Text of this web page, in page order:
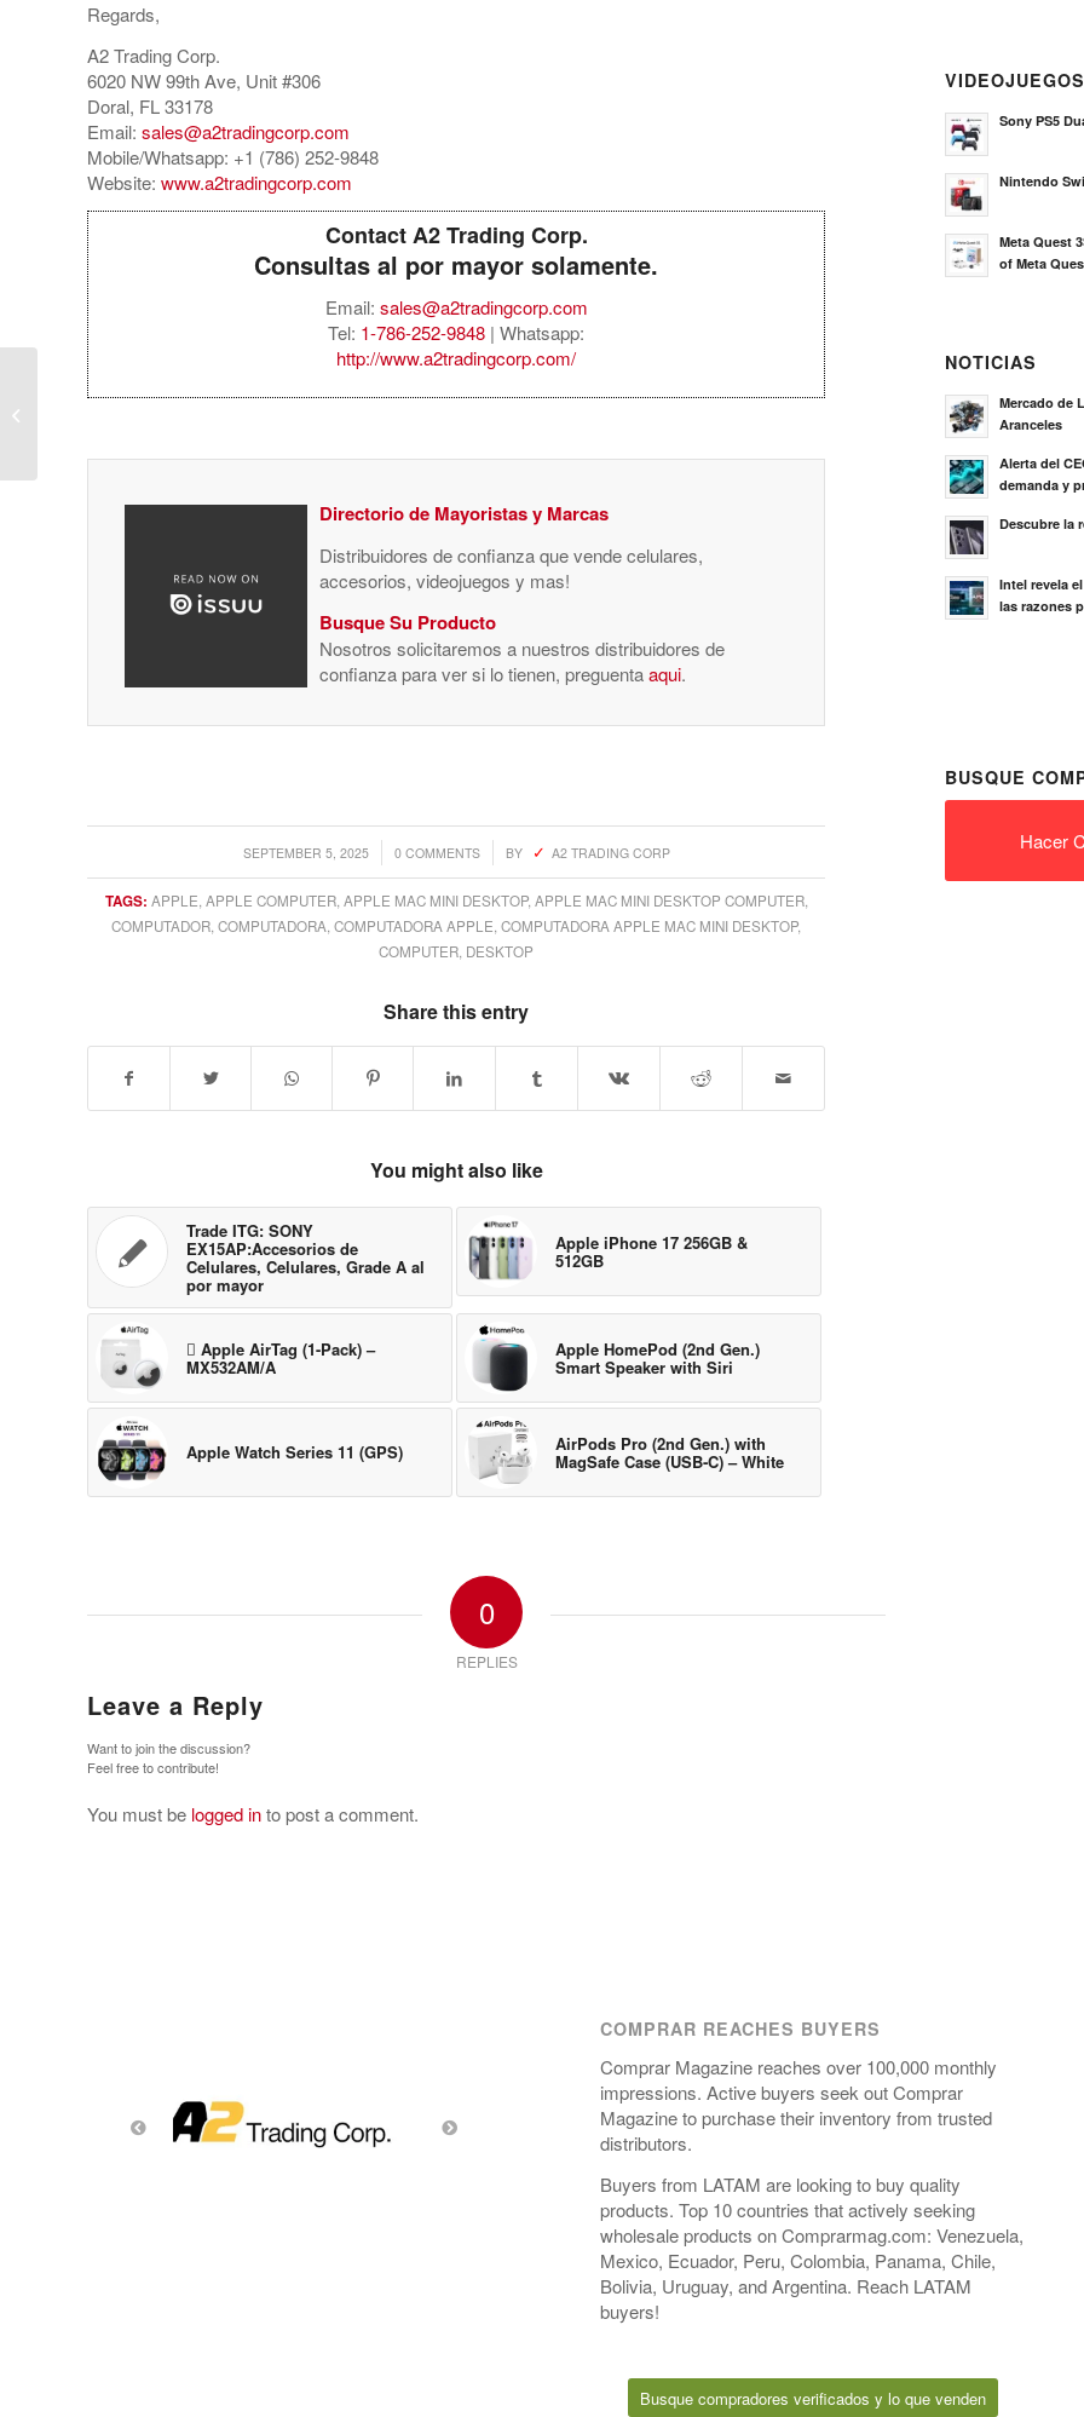
Regards,
A2 Trading Corp.
6020 NW 99th Ave, Unit #306
Doral, FL 33178
Email: sales@a2tradingcorp.com
Mobile/Whatsapp: +1 (786) 252-9848
Website: www.a2tradingcorp.com
Contact A2 Trading Corp.
Consultas al por mayor solamente.
Email: sales@a2tradingcorp.com
Tel: 1-786-252-9848 | Whatsapp:
http://www.a2tradingcorp.com/
Directorio de Mayoristas y Marcas
Distribuidores de confianza que vende celulares,
accesorios, videojuegos y mas!
Busque Su Producto
Nosotros solicitaremos a nuestros distribuidores de
confianza para ver si lo tienen, preguentaaqui.
SEPTEMBER 5, 2025
/ 0 COMMENTS
/ BY A2 TRADING CORP
TAGS: APPLE,APPLE COMPUTER,APPLE MAC MINI DESKTOP,APPLE MAC MINI DESKTOP COMPUTER,
COMPUTADOR,COMPUTADORA,COMPUTADORA APPLE,COMPUTADORA APPLE MAC MINI DESKTOP,
COMPUTER, DESKTOP
Share this entry
You might also like
Trade ITG: SONY
EX15AP:Accesorios de
Celulares, Celulares, Grade A al
por mayor
Apple iPhone 17 256GB &
512GB
 Apple AirTag (1-Pack) –
MX532AM/A
Apple HomePod (2nd Gen.)
Smart Speaker with Siri
Apple Watch Series 11 (GPS) AirPods Pro (2nd Gen.) with
MagSafe Case (USB‑C) – White
0
REPLIES
Leave a Reply
Want to join the discussion?
Feel free to contribute!
You must be logged into post a comment.
VIDEOJUEGOS
Sony PS5
Nintendo
Meta Quest
of Meta
NOTICIAS
Mercado de
Aranceles
Alerta del
demanda y
Descubre la
Intel revela
las razones
BUSQUE
Hacer
COMPRAR REACHES BUYERS
Comprar Magazine reaches over 100,000 monthly
impressions. Active buyers seek out Comprar
Magazine to purchase their inventory from trusted
distributors.
Buyers from LATAM are looking to buy quality
products. Top 10 countries that actively seeking
wholesale products on Comprarmag.com: Venezuela,
Mexico, Ecuador, Peru, Colombia, Panama, Chile,
Bolivia, Uruguay, and Argentina. Reach LATAM
buyers!
Busque compradores verificados y lo que venden
Amazon Kindle